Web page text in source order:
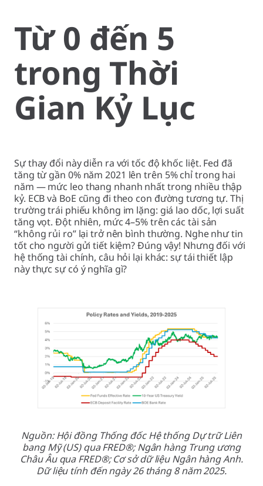
Từ 0 đến 5
trong Thời
Gian Kỷ Lục
Sự thay đổi này diễn ra với tốc độ khốc liệt. Fed đã
tăng từ gần 0% năm 2021 lên trên 5% chỉ trong hai
năm — mức leo thang nhanh nhất trong nhiều thập
kỷ. ECB và BoE cũng đi theo con đường tương tự. Thị
trường trái phiếu không im lặng: giá lao dốc, lợi suất
tăng vọt. Đột nhiên, mức 4–5% trên các tài sản
“không rủi ro” lại trở nên bình thường. Nghe như tin
tốt cho người gửi tiết kiệm? Đúng vậy! Nhưng đối với
hệ thống tài chính, câu hỏi lại khác: sự tái thiết lập
này thực sự có ý nghĩa gì?
Nguồn: Hội đồng Thống đốc Hệ thống Dự trữ Liên
bang Mỹ (US) qua FRED®; Ngân hàng Trung ương
Châu Âu qua FRED®; Cơ sở dữ liệu Ngân hàng Anh.
Dữ liệu tính đến ngày 26 tháng 8 năm 2025.